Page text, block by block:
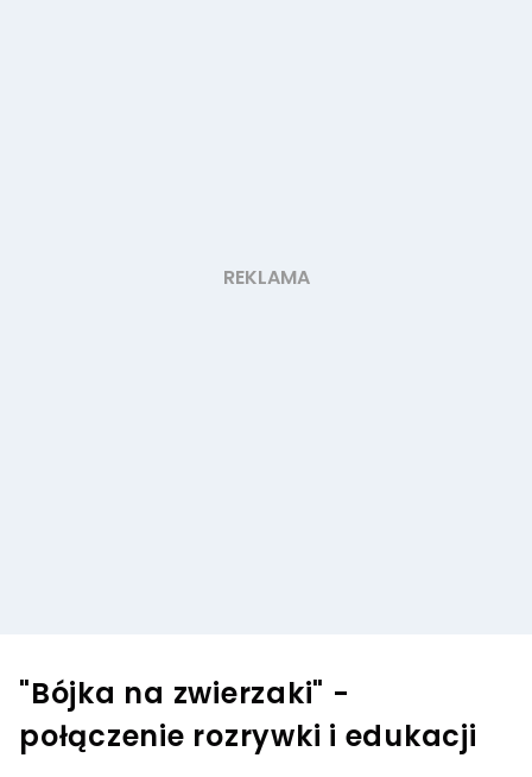
"Bójka na zwierzaki" -
połączenie rozrywki i edukacji